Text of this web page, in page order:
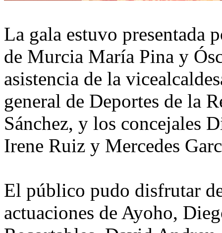
La gala estuvo presentada
de Murcia María Pina y
asistencia de la
general de Deportes de la
Sánchez, y los concejales
Irene Ruiz y Mercedes
El público pudo disfrutar
actuaciones de Ayoho,